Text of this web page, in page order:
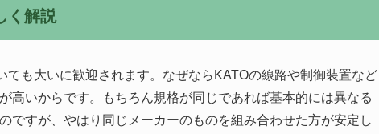
く解説
ても大いに歓迎されます。なぜならKATOの線路や制御装置など
高いからです。もちろん規格が同じであれば基本的には異なる
ですが、やはり同じメーカーのものを組み合わせた方が安定し